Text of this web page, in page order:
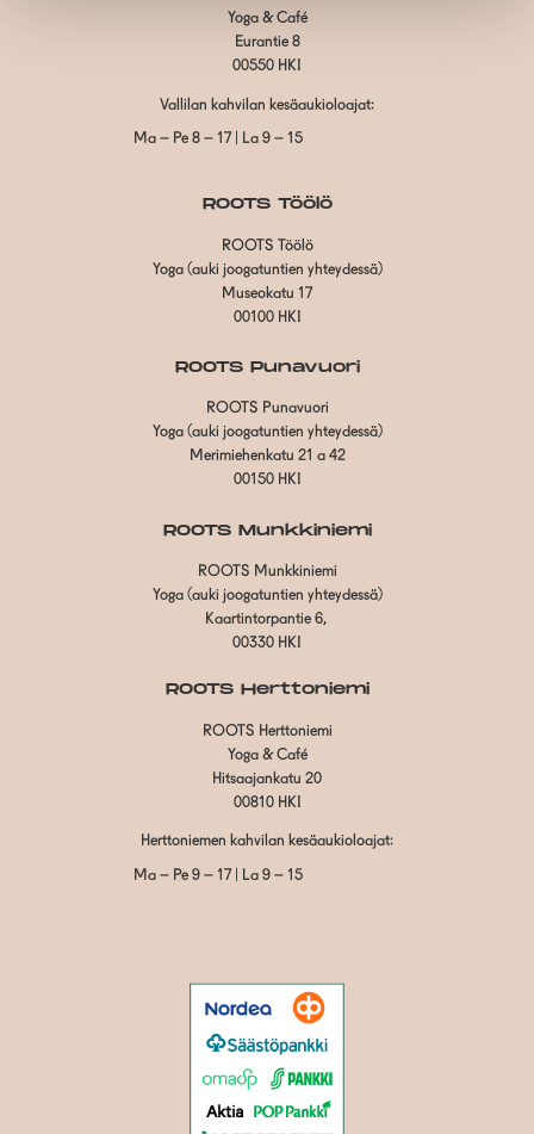
Yoga & Café
Eurantie 8
00550 HKI
Vallilan kahvilan kesäaukioloajat:
Ma – Pe 8 – 17 | La 9 – 15
ROOTS Töölö
ROOTS Töölö
Yoga (auki joogatuntien yhteydessä)
Museokatu 17
00100 HKI
ROOTS Punavuori
ROOTS Punavuori
Yoga (auki joogatuntien yhteydessä)
Merimiehenkatu 21 a 42
00150 HKI
ROOTS Munkkiniemi
ROOTS Munkkiniemi
Yoga (auki joogatuntien yhteydessä)
Kaartintorpantie 6,
00330 HKI
ROOTS Herttoniemi
ROOTS Herttoniemi
Yoga & Café
Hitsaajankatu 20
00810 HKI
Herttoniemen kahvilan kesäaukioloajat:
Ma – Pe 9 – 17 | La 9 – 15